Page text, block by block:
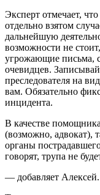
Эксперт отмечает,
отдельно взятом
дальнейшую
возможности не
угрожающие письма,
очевидцев.
преследователя на
вам. Обязательно
инцидента.
В качестве
(возможно, адвокат),
органы
говорят, трупа не
— добавляет Алексей.